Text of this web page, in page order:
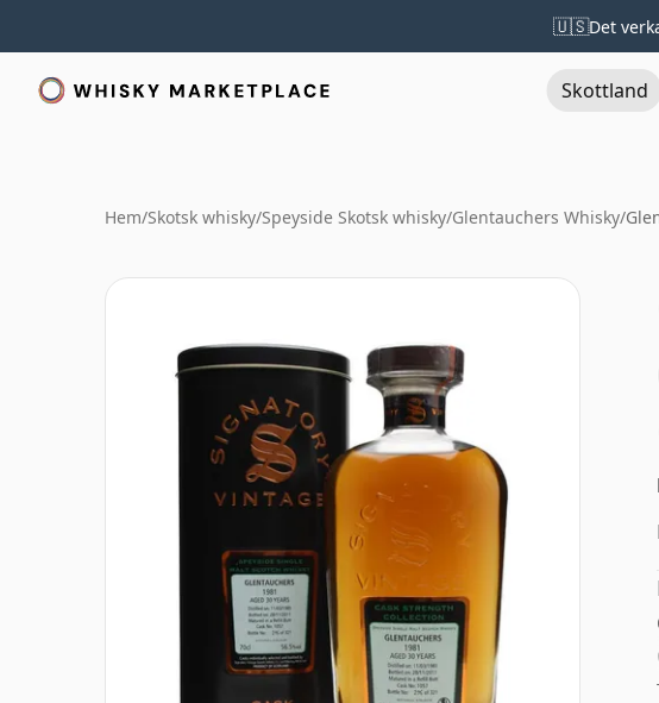
🇺🇸Det
Skottland
Hem/Skotsk whisky/Speyside Skotsk whisky/Glentauchers Whisky/